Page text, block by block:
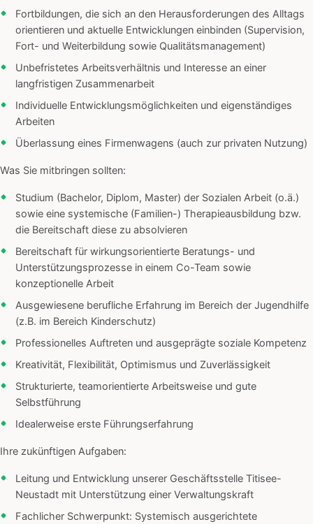
Fortbildungen, die sich an den Herausforderungen des Alltags
orientieren und aktuelle Entwicklungen einbinden (Supervision,
Fort- und Weiterbildung sowie Qualitätsmanagement)
Unbefristetes Arbeitsverhältnis und Interesse an einer
langfristigen Zusammenarbeit
Individuelle Entwicklungsmöglichkeiten und eigenständiges
Arbeiten
Überlassung eines Firmenwagens (auch zur privaten Nutzung)
Was Sie mitbringen sollten:
Studium (Bachelor, Diplom, Master) der Sozialen Arbeit (o.ä.)
sowie eine systemische (Familien-) Therapieausbildung bzw.
die Bereitschaft diese zu absolvieren
Bereitschaft für wirkungsorientierte Beratungs- und
Unterstützungsprozesse in einem Co-Team sowie
konzeptionelle Arbeit
Ausgewiesene berufliche Erfahrung im Bereich der Jugendhilfe
(z.B. im Bereich Kinderschutz)
Professionelles Auftreten und ausgeprägte soziale Kompetenz
Kreativität, Flexibilität, Optimismus und Zuverlässigkeit
Strukturierte, teamorientierte Arbeitsweise und gute
Selbstführung
Idealerweise erste Führungserfahrung
Ihre zukünftigen Aufgaben:
Leitung und Entwicklung unserer Geschäftsstelle Titisee-
Neustadt mit Unterstützung einer Verwaltungskraft
Fachlicher Schwerpunkt: Systemisch ausgerichtete